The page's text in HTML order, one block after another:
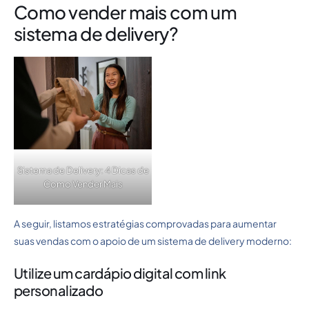
Como vender mais com um
sistema de delivery?
Sistema de Delivery: 4 Dicas de
Como Vender Mais
A seguir, listamos estratégias comprovadas para aumentar
suas vendas com o apoio de um sistema de delivery moderno:
Utilize um cardápio digital com link
personalizado